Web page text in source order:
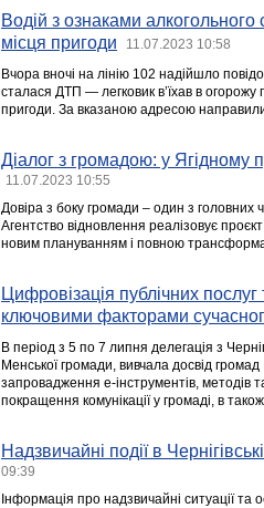
Водій з ознаками алкогольного
місця пригоди
11.07.2023 10:58
Вчора вночі на лінію 102 надійшло
сталася ДТП — легковик в’їхав в огорожу
пригоди. За вказаною адресою
Діалог з громадою: у Ягідному
11.07.2023 10:55
Довіра з боку громади – один з головних
Агентство відновлення реалізовує
новим плануванням і повною
Цифровізація публічних
ключовими факторами
В період з 5 по 7 липня делегація з
Менської громади, вивчала досвід громад
запровадження е-інструментів, методів
покращення комунікації у громаді, в
Надзвичайні події в
09:39
Інформація про надзвичайні ситуації та